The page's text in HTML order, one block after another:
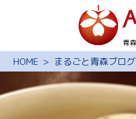
HOME まるごと青森ブログ